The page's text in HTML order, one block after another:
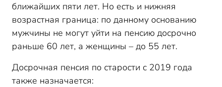
ближайших пяти лет. Но есть и нижняя
возрастная граница: по данному основанию
мужчины не могут уйти на пенсию досрочно
раньше 60 лет, а женщины – до 55 лет.
Досрочная пенсия по старости с 2019 года
также назначается: